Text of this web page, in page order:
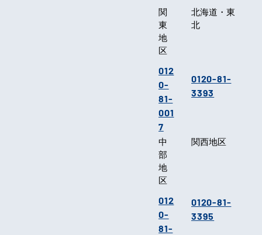
関
東
地
区
012
0-
81-
001
7
北海道・東
北
0120-81-
3393
中
部
地
区
012
0-
81-
関西地区
0120-81-
3395